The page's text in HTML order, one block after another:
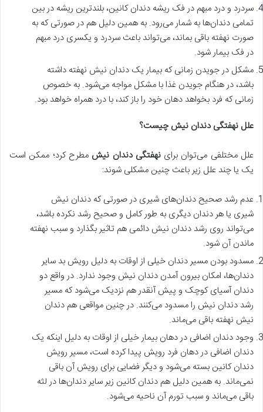
سردرد و درد مبهم در فک ریشه دندان کانین، بلندترین ریشه در بین
تمامی دندان‌ها به شمار می‌رود. به همین دلیل هم در صورتی که به
صورت نهفته باقی بماند، می‌تواند باعث سردرد و یکسری درد مبهم
در فک بیمار شود.
مشکل در جویدن زمانی که بیمار یک دندان نیش نهفته داشته
باشد، در هنگام جویدن غذا با مشکل مواجه می‌شود. به خصوص
زمانی که فرد بخواهد دهان خود را باز کند، با درد همراه خواهد بود.
علل نهفتگی دندان نیش چیست؟
علل مختلفی می‌توان براینهفتگی دندان نیش مطرح کرد؛ ممکن است
یک یا چند علل زیر باعث چنین مشکلی شوند:
عدم رشد صحیح دندان‌های شیری در صورتی که دندان نیش
شیری یا هر دندان دیگری به طور کامل و صحیح رشد نکرده باشد،
می‌تواند روی رشد دندان نیش دائمی هم تاثیر بگذارد و سبب نهفته
ماندن آن شود.
مسدود بودن مسیر دندان خیلی از اوقات به دلیل رویش بد سایر
دندان‌ها، امکان بیرون آمدن دندان نیش وجود ندارد. در واقع دو
دندان آسیای کوچک و پیش آنقدر هم نزدیک می‌شود که مسیر
رشد دندان نیش را مسدود می‌کنند. در چنین مواقعی هم دندان
نیش نهفته باقی می‌ماند.
وجود دندان اضافی در دهان بیمار خیلی از اوقات به دلیل اینکه یک
دندان اضافی در دهان فرد رویش پیدا کرده است، مسیر رویش
دندان کانین بسته می‌شود و دیگر فضایی برای رویش آن باقی
نمی‌ماند. به همین دلیل هم دندان کانین زیر سایر دندان‌ها در لثه
باقی می‌ماند و سبب تورم آن ناحیه می‌شود.